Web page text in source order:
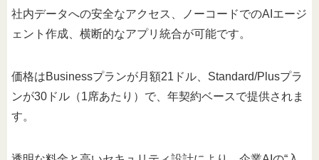
社内データへの安全なアクセス、ノーコードでのAIエージ
ェント作成、横断的なアプリ統合が可能です。
価格はBusinessプランが月額21ドル、Standard/Plusプラ
ンが30ドル（1席あたり）で、年契約ベースで提供されま
す。